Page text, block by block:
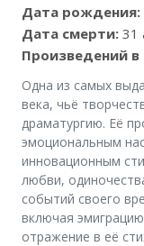
Дата рождения:
Дата смерти: 31
Произведений в
Одна из самых
века, чьё
драматургию. Её
эмоциональным
инновационным
любви,
событий своего
включая
отражение в её